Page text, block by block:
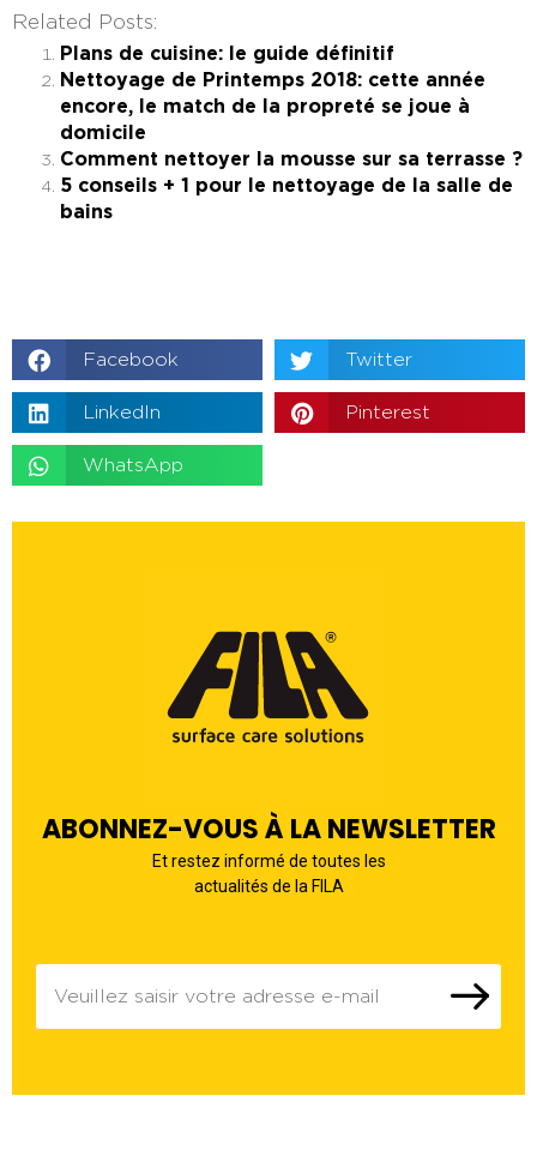
Related Posts:
Plans de cuisine: le guide définitif
Nettoyage de Printemps 2018: cette année
encore, le match de la propreté se joue à
domicile
Comment nettoyer la mousse sur sa terrasse ?
5 conseils + 1 pour le nettoyage de la salle de
bains
Facebook Twitter
LinkedIn Pinterest
WhatsApp
ABONNEZ-VOUS À LA NEWSLETTER
Et restez informé de toutes les
actualités de la FILA